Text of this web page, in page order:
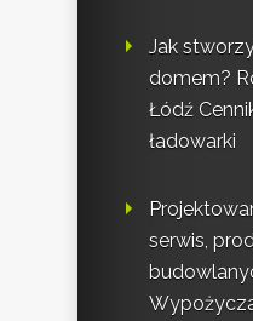
Jak
domem?
Łódź
ładowarki
serwis,